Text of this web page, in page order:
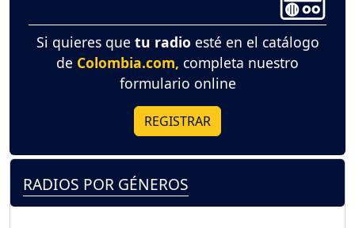
Si quieres que tu radio esté en el catálogo
de Colombia.com, completa nuestro
formulario online
REGISTRAR
RADIOS POR GÉNEROS